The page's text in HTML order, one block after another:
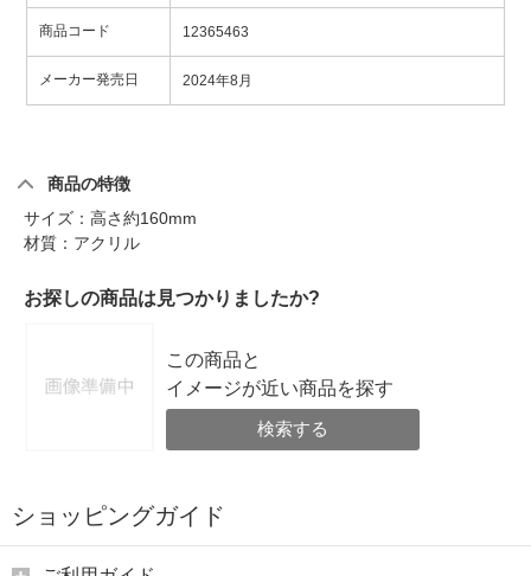
商品コード 12365463
メーカー発売日 2024年8月
商品の特徴
サイズ：高さ約160mm
材質：アクリル
お探しの商品は見つかりましたか?
この商品と
イメージが近い商品を探す
検索する
ショッピングガイド